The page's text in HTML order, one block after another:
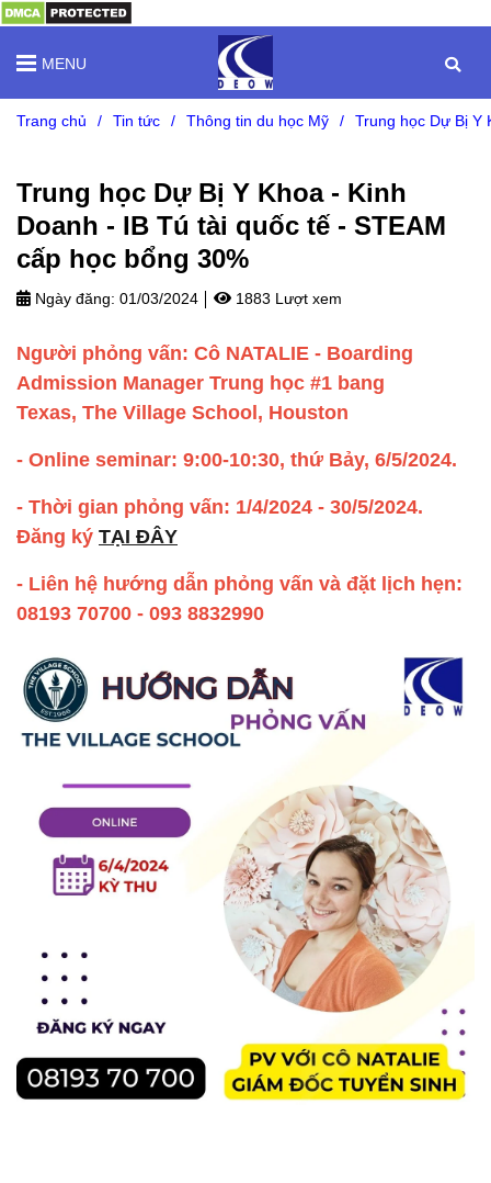
MENU
Trang chủ / Tin tức / Thông tin du học Mỹ / Trung học Dự Bị Y
Trung học Dự Bị Y Khoa - Kinh
Doanh - IB Tú tài quốc tế - STEAM
cấp học bổng 30%
Ngày đăng: 01/03/2024 1883 Lượt xem
Người phỏng vấn: Cô NATALIE - Boarding
Admission Manager Trung học #1 bang
Texas, The Village School, Houston
- Online seminar: 9:00-10:30, thứ Bảy, 6/5/2024.
- Thời gian phỏng vấn: 1/4/2024 - 30/5/2024.
Đăng ký TẠI ĐÂY
- Liên hệ hướng dẫn phỏng vấn và đặt lịch hẹn:
08193 70700 - 093 8832990